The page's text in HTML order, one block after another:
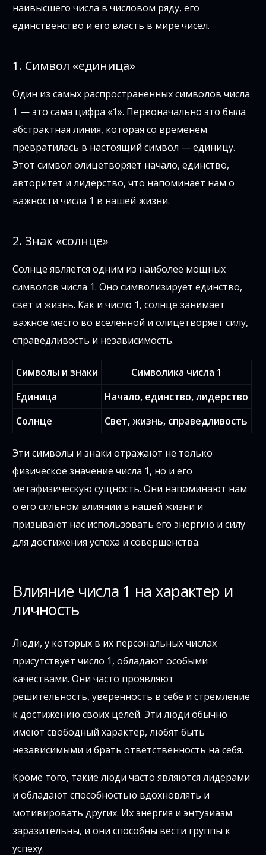
наивысшего числа в числовом ряду, его
единственство и его власть в мире чисел.
1. Символ «единица»
Один из самых распространенных символов числа
1 — это сама цифра «1». Первоначально это была
абстрактная линия, которая со временем
превратилась в настоящий символ — единицу.
Этот символ олицетворяет начало, единство,
авторитет и лидерство, что напоминает нам о
важности числа 1 в нашей жизни.
2. Знак «солнце»
Солнце является одним из наиболее мощных
символов числа 1. Оно символизирует единство,
свет и жизнь. Как и число 1, солнце занимает
важное место во вселенной и олицетворяет силу,
справедливость и независимость.
Символы и знаки
Символика числа 1
Единица
Начало, единство, лидерство
Солнце
Свет, жизнь, справедливость
Эти символы и знаки отражают не только
физическое значение числа 1, но и его
метафизическую сущность. Они напоминают нам
о его сильном влиянии в нашей жизни и
призывают нас использовать его энергию и силу
для достижения успеха и совершенства.
Влияние числа 1 на характер и
личность
Люди, у которых в их персональных числах
присутствует число 1, обладают особыми
качествами. Они часто проявляют
решительность, уверенность в себе и стремление
к достижению своих целей. Эти люди обычно
имеют свободный характер, любят быть
независимыми и брать ответственность на себя.
Кроме того, такие люди часто являются лидерами
и обладают способностью вдохновлять и
мотивировать других. Их энергия и энтузиазм
заразительны, и они способны вести группы к
успеху.